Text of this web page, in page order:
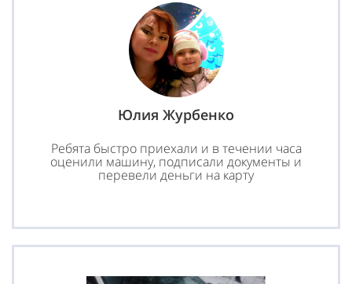
Юлия Журбенко
Ребята быстро приехали и в течении часа
оценили машину, подписали документы и
перевели деньги на карту